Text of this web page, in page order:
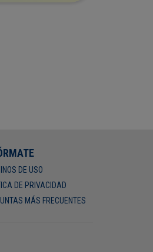
DE USO
DE PRIVACIDAD
MÁS FRECUENTES